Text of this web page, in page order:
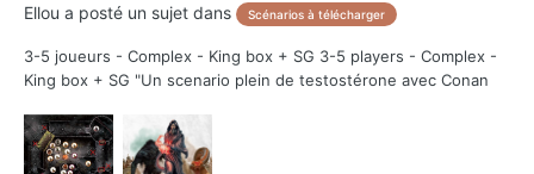
Ellou a posté un sujet dans Scénarios à télécharger
3-5 joueurs - Complex - King box + SG 3-5 players - Complex -
King box + SG "Un scenario plein de testostérone avec Conan
devoir affronter 5 monstres et un magicien totalisant plus de 50
PV. "...